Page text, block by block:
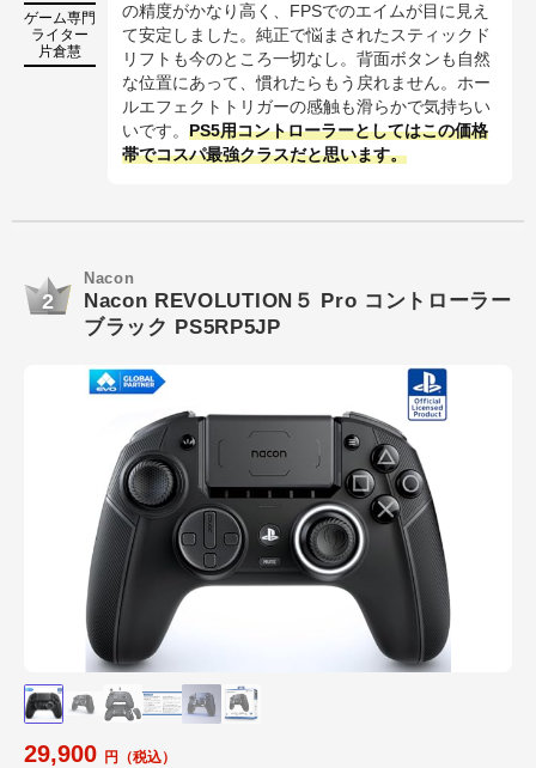
ゲーム専門
ライター
片倉慧
の精度がかなり高く、FPSでのエイムが目に見え
て安定しました。純正で悩まされたスティックド
リフトも今のところ一切なし。背面ボタンも自然
な位置にあって、慣れたらもう戻れません。ホー
ルエフェクトトリガーの感触も滑らかで気持ちい
いです。 PS5用コントローラーとしてはこの価格
帯でコスパ最強クラスだと思います。
2
Nacon
Nacon REVOLUTION５ Pro コントローラー
ブラック PS5RP5JP
29,900